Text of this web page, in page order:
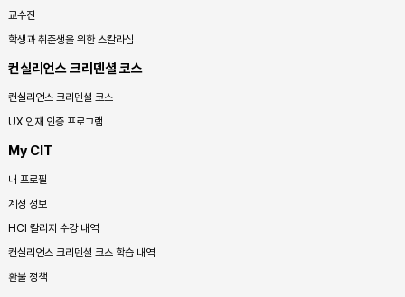
교수진
학생과 취준생을 위한 스칼라십
컨실리언스 크리덴셜 코스
컨실리언스 크리덴셜 코스
UX 인재 인증 프로그램
My CIT
내 프로필
계정 정보
HCI 칼리지 수강 내역
컨실리언스 크리덴셜 코스 학습 내역
환불 정책